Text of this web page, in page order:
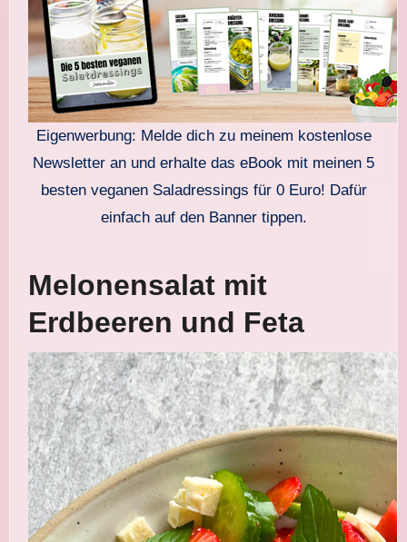
Eigenwerbung: Melde dich zu meinem kostenlose
Newsletter an und erhalte das eBook mit meinen 5
besten veganen Saladressings für 0 Euro! Dafür
einfach auf den Banner tippen.
Melonensalat mit
Erdbeeren und Feta